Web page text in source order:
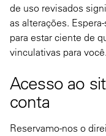
de uso revisados
as alterações.
para estar ciente de
vinculativas para você.
Acesso ao
conta
Reservamo-nos o